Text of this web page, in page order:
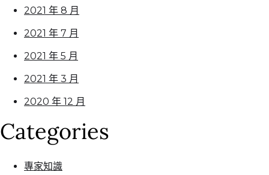
2021 年 8 月
2021 年 7 月
2021 年 5 月
2021 年 3 月
2020 年 12 月
Categories
專家知識